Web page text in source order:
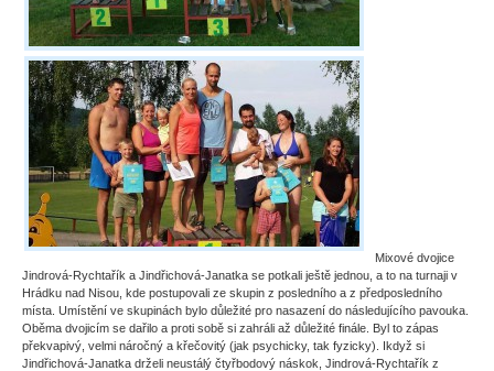
Mixové dvojice
Jindrová-Rychtařík a Jindřichová-Janatka se potkali ještě jednou, a to na turnaji v
Hrádku nad Nisou, kde postupovali ze skupin z posledního a z předposledního
místa. Umístění ve skupinách bylo důležité pro nasazení do následujícího pavouka.
Oběma dvojicím se dařilo a proti sobě si zahráli až důležité finále. Byl to zápas
překvapivý, velmi náročný a křečovitý (jak psychicky, tak fyzicky). Ikdyž si
Jindřichová-Janatka drželi neustálý čtyřbodový náskok, Jindrová-Rychtařík z